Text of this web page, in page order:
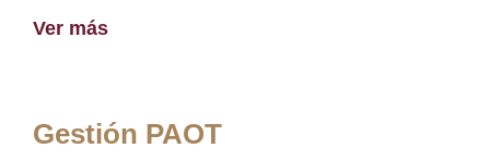
Ver más
Gestión PAOT